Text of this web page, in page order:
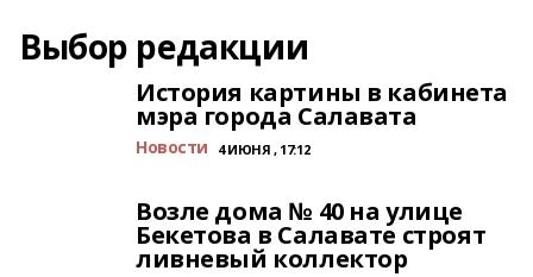
Выбор редакции
История картины в кабинета
мэра города Салавата
Новости 4 ИЮНЯ , 17:12
Возле дома № 40 на улице
Бекетова в Салавате строят
ливневый коллектор